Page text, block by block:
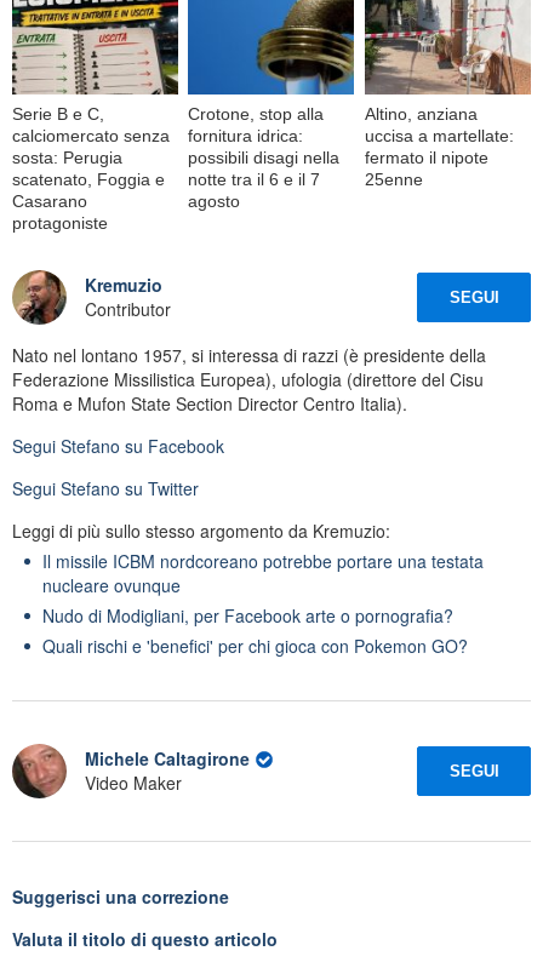
Serie B e C,
calciomercato senza
sosta: Perugia
scatenato, Foggia e
Casarano
protagoniste
Crotone, stop alla
fornitura idrica:
possibili disagi nella
notte tra il 6 e il 7
agosto
Altino, anziana
uccisa a martellate:
fermato il nipote
25enne
Kremuzio
Contributor
SEGUI
Nato nel lontano 1957, si interessa di razzi (è presidente della
Federazione Missilistica Europea), ufologia (direttore del Cisu
Roma e Mufon State Section Director Centro Italia).
Segui Stefano su Facebook
Segui Stefano su Twitter
Leggi di più sullo stesso argomento da Kremuzio:
Il missile ICBM nordcoreano potrebbe portare una testata
nucleare ovunque
Nudo di Modigliani, per Facebook arte o pornografia?
Quali rischi e 'benefici' per chi gioca con Pokemon GO?
Michele Caltagirone
Video Maker
SEGUI
Suggerisci una correzione
Valuta il titolo di questo articolo